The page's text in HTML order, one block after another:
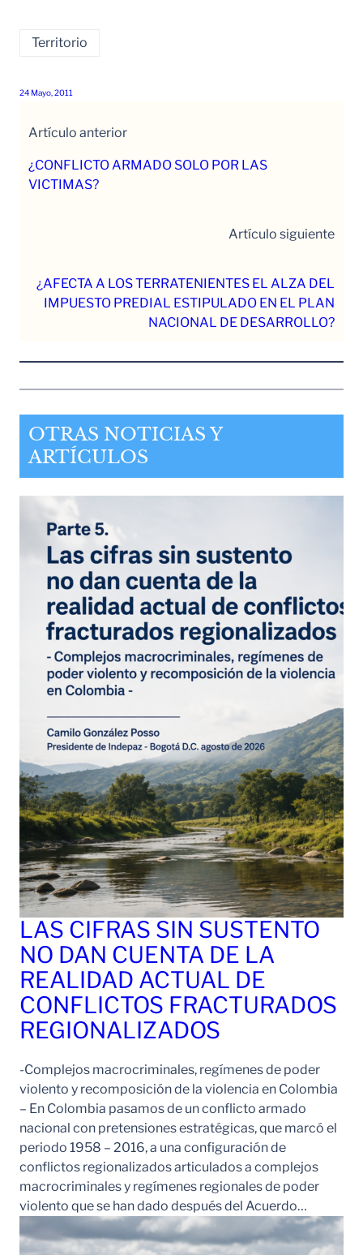
Territorio
24 Mayo, 2011
Artículo anterior
¿CONFLICTO ARMADO SOLO POR LAS
VICTIMAS?
Artículo siguiente
¿AFECTA A LOS TERRATENIENTES EL ALZA DEL
IMPUESTO PREDIAL ESTIPULADO EN EL PLAN
NACIONAL DE DESARROLLO?
OTRAS NOTICIAS Y
ARTÍCULOS
LAS CIFRAS SIN SUSTENTO
NO DAN CUENTA DE LA
REALIDAD ACTUAL DE
CONFLICTOS FRACTURADOS
REGIONALIZADOS
-Complejos macrocriminales, regímenes de poder
violento y recomposición de la violencia en Colombia
– En Colombia pasamos de un conflicto armado
nacional con pretensiones estratégicas, que marcó el
periodo 1958 – 2016, a una configuración de
conflictos regionalizados articulados a complejos
macrocriminales y regímenes regionales de poder
violento que se han dado después del Acuerdo…